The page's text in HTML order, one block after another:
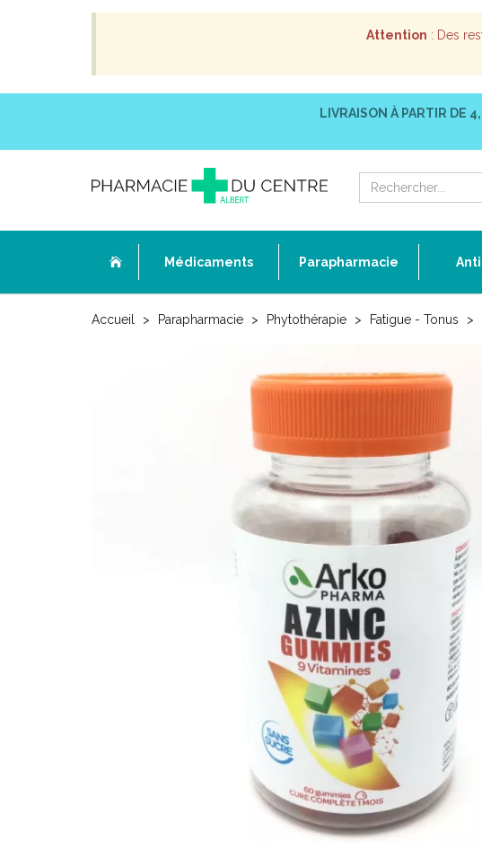
Attention : Des
LIVRAISON À PARTIR DE
Médicaments Parapharmacie
Accueil Parapharmacie Phytothérapie Fatigue - Tonus